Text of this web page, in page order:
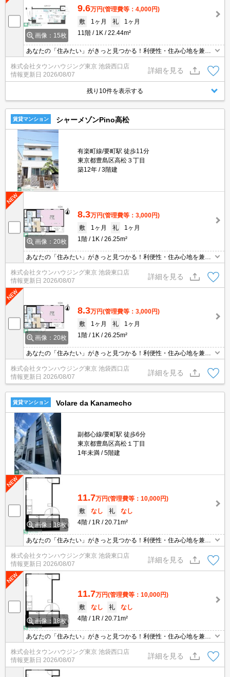
画像：15枚
9.6万円(管理費等：4,000円)
敷
1ヶ月 礼
1ヶ月
11階
1K 22.44m²
あなたの「住みたい」がきっと見つかる！利便性・住み心地を兼ね
揃えた賃貸物件！お気軽にご相談ください。お部屋探しはタウンハ
ウジングへお任せください！
株式会社タウンハウジング東京 池袋西口店
情報更新日 2026/08/07
詳細を見る
残り10件を表示する
賃貸マンション シャーメゾンPino高松
有楽町線/要町駅 徒歩11分
東京都豊島区高松３丁目
築12年
3階建
画像：20枚
8.3万円(管理費等：3,000円)
敷
1ヶ月 礼
1ヶ月
1階
1K 26.25m²
あなたの「住みたい」がきっと見つかる！利便性・住み心地を兼ね
揃えた賃貸物件！お気軽にご相談ください。お部屋探しはタウンハ
ウジングへお任せください！
株式会社タウンハウジング東京 池袋東口店
情報更新日 2026/08/07
詳細を見る
画像：20枚
8.3万円(管理費等：3,000円)
敷
1ヶ月 礼
1ヶ月
1階
1K 26.25m²
あなたの「住みたい」がきっと見つかる！利便性・住み心地を兼ね
揃えた賃貸物件！お気軽にご相談ください。お部屋探しはタウンハ
ウジングへお任せください！
株式会社タウンハウジング東京 池袋西口店
情報更新日 2026/08/07
詳細を見る
賃貸マンション Volare da Kanamecho
副都心線/要町駅 徒歩6分
東京都豊島区高松１丁目
1年未満
5階建
画像：18枚
11.7万円(管理費等：10,000円)
敷
なし 礼
なし
4階
1R 20.71m²
あなたの「住みたい」がきっと見つかる！利便性・住み心地を兼ね
揃えた賃貸物件！お気軽にご相談ください。お部屋探しはタウンハ
ウジングへお任せください！
株式会社タウンハウジング東京 池袋東口店
情報更新日 2026/08/07
詳細を見る
画像：18枚
11.7万円(管理費等：10,000円)
敷
なし 礼
なし
4階
1R 20.71m²
あなたの「住みたい」がきっと見つかる！利便性・住み心地を兼ね
揃えた賃貸物件！お気軽にご相談ください。お部屋探しはタウンハ
ウジングへお任せください！
株式会社タウンハウジング東京 池袋西口店
情報更新日 2026/08/07
詳細を見る